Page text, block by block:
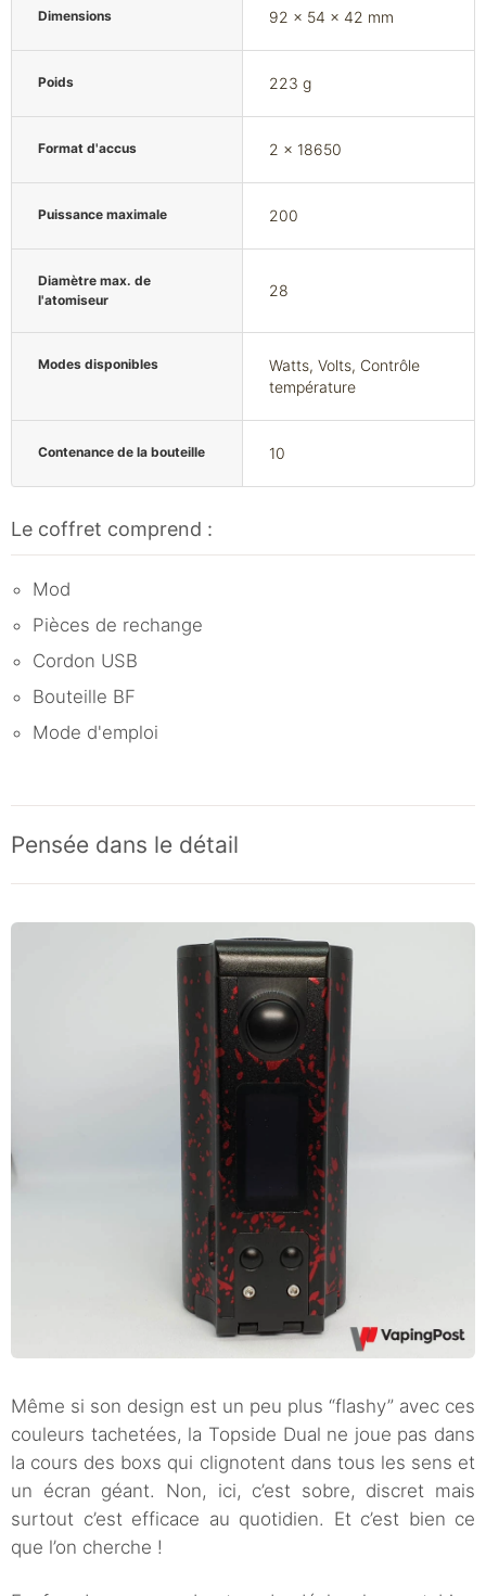
Dimensions 92 x 54 x 42 mm
Poids 223 g
Format d'accus 2 x 18650
Puissance maximale 200
Diamètre max. de
l'atomiseur
28
Modes disponibles
Watts, Volts, Contrôle
température
Contenance de la bouteille 10
Le coffret comprend :
Mod
Pièces de rechange
Cordon USB
Bouteille BF
Mode d'emploi
Pensée dans le détail
Même si son design est un peu plus “flashy” avec ces
couleurs tachetées, la Topside Dual ne joue pas dans
la cours des boxs qui clignotent dans tous les sens et
un écran géant. Non, ici, c’est sobre, discret mais
surtout c’est efficace au quotidien. Et c’est bien ce
que l’on cherche !